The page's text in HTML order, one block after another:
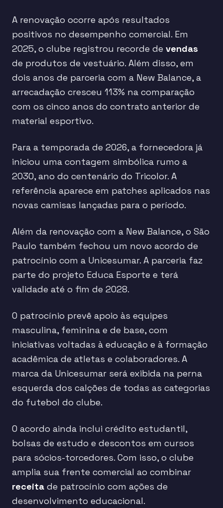
A renovação ocorre após resultados
positivos no desempenho comercial. Em
2025, o clube registrou recorde de vendas
de produtos de vestuário. Além disso, em
dois anos de parceria com a New Balance, a
arrecadação cresceu 113% na comparação
com os cinco anos do contrato anterior de
material esportivo.
Para a temporada de 2026, a fornecedora já
iniciou uma contagem simbólica rumo a
2030, ano do centenário do Tricolor. A
referência aparece em patches aplicados nas
novas camisas lançadas para o período.
Além da renovação com a New Balance, o São
Paulo também fechou um novo acordo de
patrocínio com a Unicesumar. A parceria faz
parte do projeto Educa Esporte e terá
validade até o fim de 2028.
O patrocínio prevê apoio às equipes
masculina, feminina e de base, com
iniciativas voltadas à educação e à formação
acadêmica de atletas e colaboradores. A
marca da Unicesumar será exibida na perna
esquerda dos calções de todas as categorias
do futebol do clube.
O acordo ainda inclui crédito estudantil,
bolsas de estudo e descontos em cursos
para sócios-torcedores. Com isso, o clube
amplia sua frente comercial ao combinar
receita de patrocínio com ações de
desenvolvimento educacional.